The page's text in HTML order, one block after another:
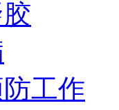
工作